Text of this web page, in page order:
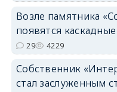
Возле памятника
появятся
29 4229
Собственник
стал заслуженным